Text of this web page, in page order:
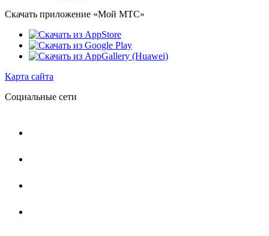
Скачать приложение «Мой МТС»
Карта сайта
Социальные сети